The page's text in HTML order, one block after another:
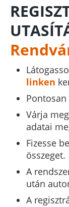
linken
Várja
adatai
Fizesse
összeget.
A
után
A